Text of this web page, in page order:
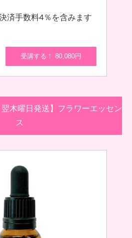
済手数料4％を含みます
受講する！ 80,080円
翌木曜日発送】フラワーエッセン
ス